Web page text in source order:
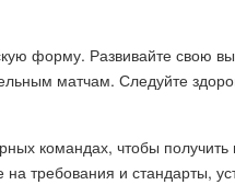
форму. Развивайте свою
матчам. Следуйте
командах, чтобы
требования и стандарты,